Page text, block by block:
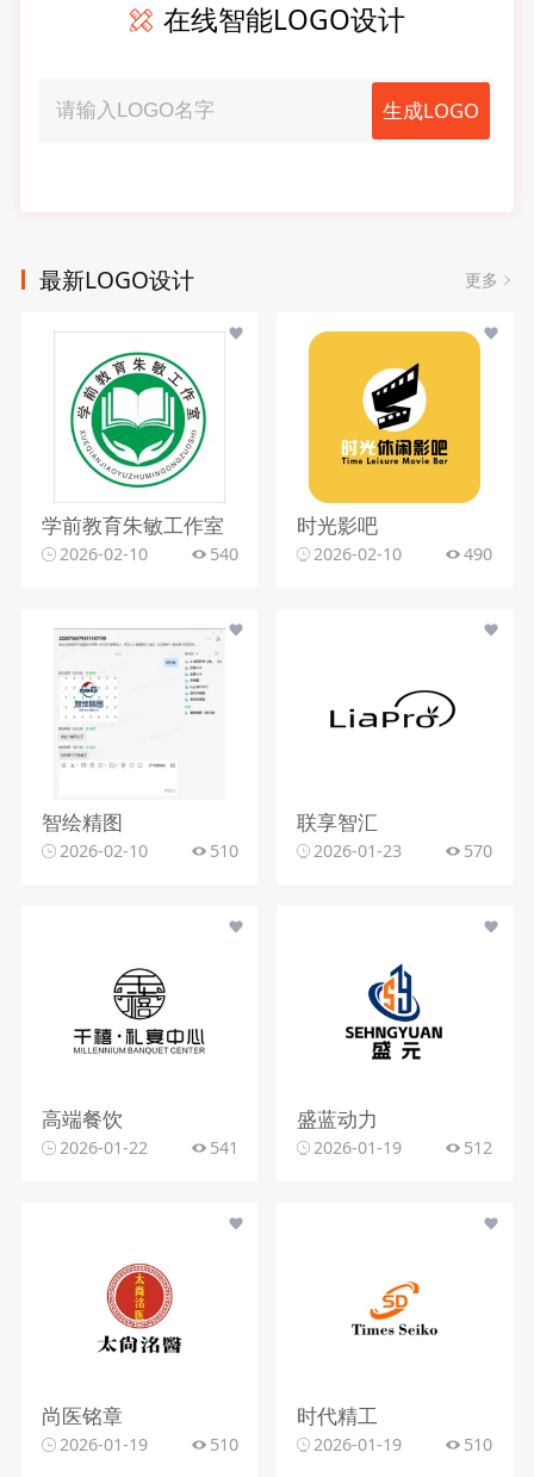
在线智能LOGO设计
生成LOGO
最新LOGO设计 更多
学前教育朱敏工作室
2026-02-10 540
时光影吧
2026-02-10 490
智绘精图
2026-02-10 510
联享智汇
2026-01-23 570
高端餐饮
2026-01-22 541
盛蓝动力
2026-01-19 512
尚医铭章
2026-01-19 510
时代精工
2026-01-19 510